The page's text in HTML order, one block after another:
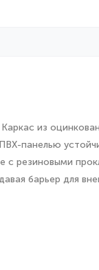
из
панелью
резиновыми
барьер для